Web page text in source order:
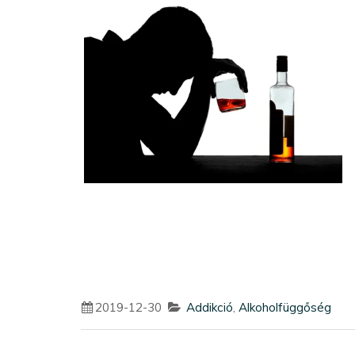
2019-12-30 Addikció, Alkoholfüggőség